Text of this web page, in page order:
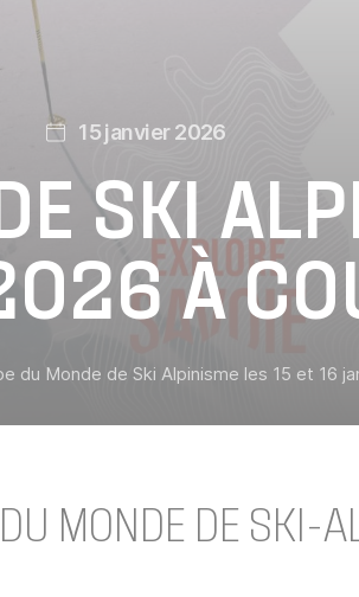
15 janvier 2026
SKI
À
du Monde de Ski Alpinisme les 15 et 16
MONDE DE SKI-